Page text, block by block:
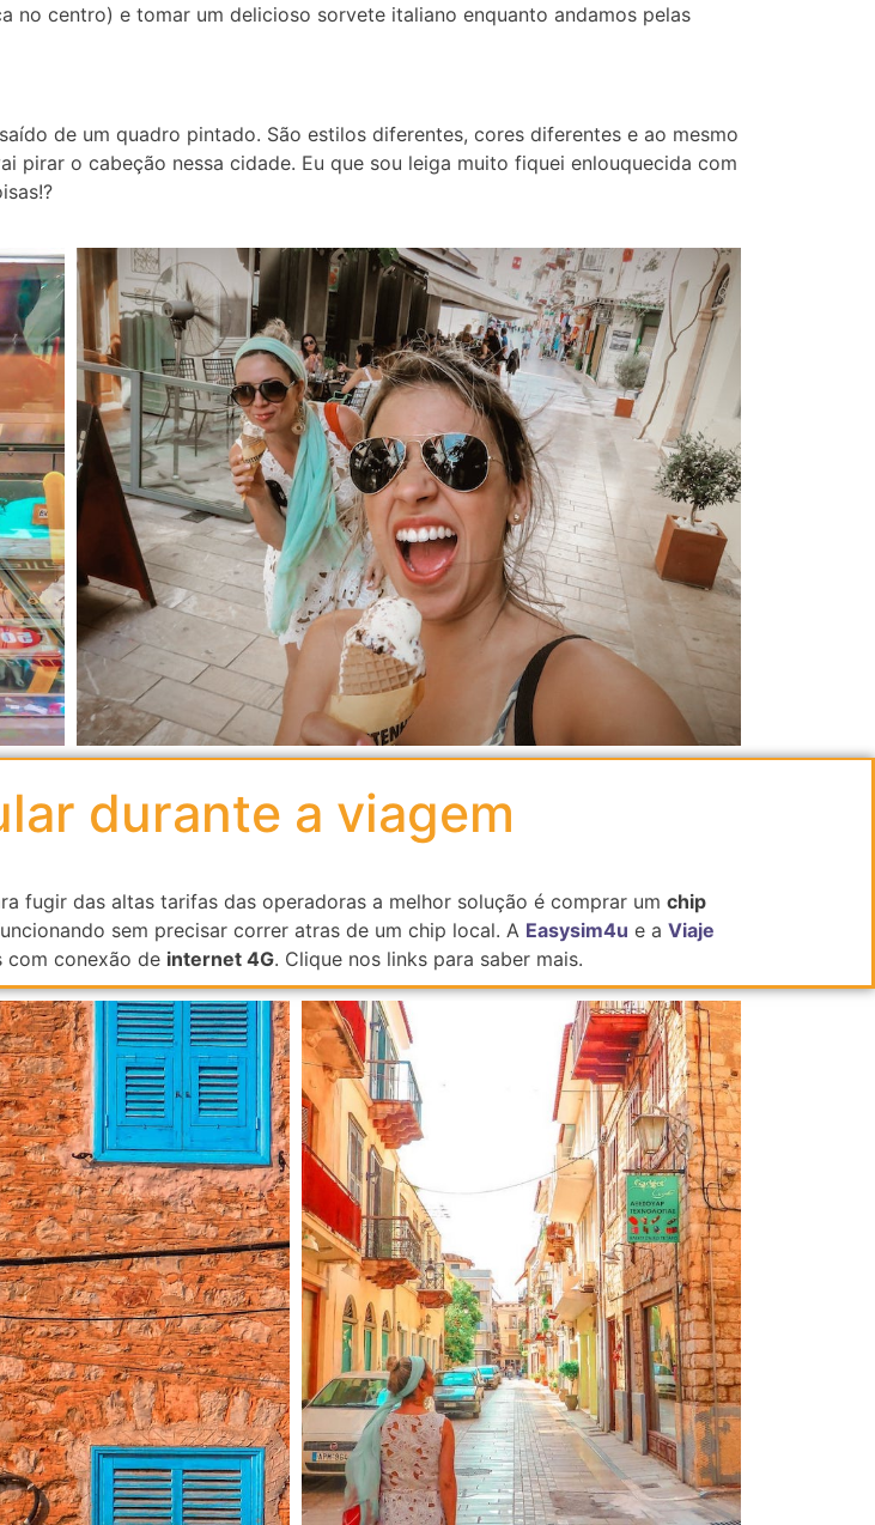
no centro) e tomar um delicioso sorvete italiano enquanto andamos pelas
de um quadro pintado. São estilos diferentes, cores diferentes e ao mesmo
pirar o cabeção nessa cidade. Eu que sou leiga muito fiquei enlouquecida com
durante a viagem
fugir das altas tarifas das operadoras a melhor solução é comprar um chip
sem precisar correr atras de um chip local. A Easysim4u e a Viaje
com conexão de internet 4G. Clique nos links para saber mais.